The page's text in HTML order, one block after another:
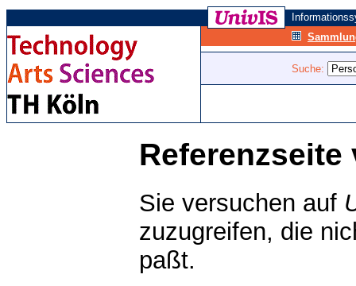
Suche:
Referenzseite
Sie versuchen auf
zuzugreifen, die
paßt.